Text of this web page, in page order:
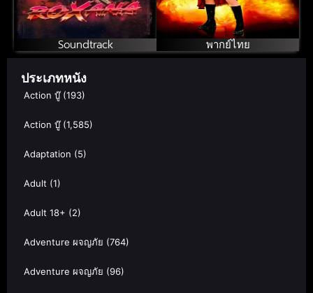
Soundtrack พากย์ไทย
ประเภทหนัง
Action บู๊(193)
Action บู๊(1,585)
Adaptation (5)
Adult (1)
Adult 18+ (2)
Adventure ผจญภัย (764)
Adventure ผจญภัย (96)